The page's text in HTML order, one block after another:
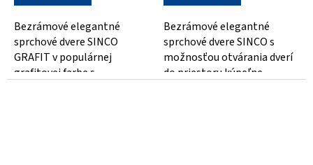
Bezrámové elegantné
sprchové dvere SINCO
GRAFIT v populárnej
grafitovej farbe s
Bezrámové elegantné
sprchové dvere SINCO s
možnosťou otvárania dverí
do priestoru kúpeľne.